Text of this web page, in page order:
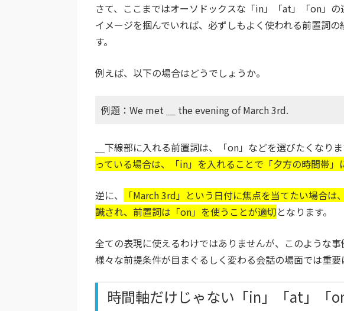
さて、ここまではオーソドックスな「in」「at」「on」
イメージを掴んでいれば、必ずしもよく使われる前置詞
す。
例えば、以下の場合はどうでしょうか。
例題：We met ＿ the evening of March 3rd.
＿下線部に入れる前置詞は、「on」などを選びたくなり
っている場合は、「in」を入れることで「夕方の時間帯」
逆に、
「March 3rd」という日付に焦点を当てたい場合
識され、前置詞は「on」を使うことが適切となります。
全ての表現に使えるわけではありませんが、このような
様々な前提条件が目まぐるしく変わる会話の場面では重要
時間軸だけじゃない「in」「at」「